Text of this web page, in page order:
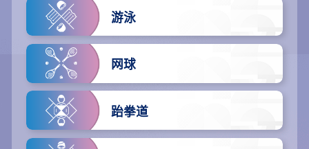
游泳
网球
跆拳道